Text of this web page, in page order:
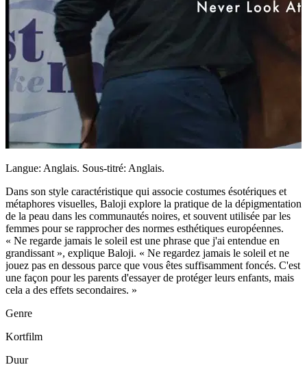
Langue: Anglais. Sous-titré: Anglais.
Dans son style caractéristique qui associe costumes ésotériques et
métaphores visuelles, Baloji explore la pratique de la dépigmentation
de la peau dans les communautés noires, et souvent utilisée par les
femmes pour se rapprocher des normes esthétiques européennes.
« Ne regarde jamais le soleil est une phrase que j'ai entendue en
grandissant », explique Baloji. « Ne regardez jamais le soleil et ne
jouez pas en dessous parce que vous êtes suffisamment foncés. C'est
une façon pour les parents d'essayer de protéger leurs enfants, mais
cela a des effets secondaires. »
Genre
Kortfilm
Duur